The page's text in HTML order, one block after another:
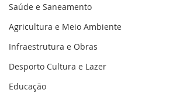
Saúde e Saneamento
Agricultura e Meio Ambiente
Infraestrutura e Obras
Desporto Cultura e Lazer
Educação